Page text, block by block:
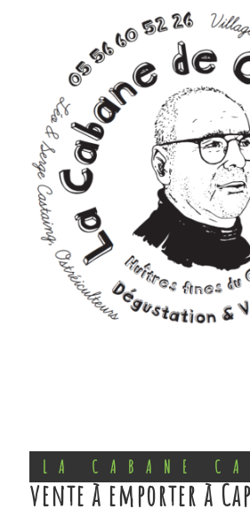
LA CABANE
vente à emporter à